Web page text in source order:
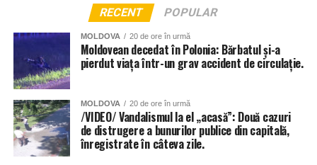
RECENT POPULAR
MOLDOVA 20 de ore în urmă
Moldovean decedat în Polonia: Bărbatul și-a
pierdut viața într-un grav accident de circulație.
MOLDOVA 20 de ore în urmă
/VIDEO/ Vandalismul la el „acasă”: Două cazuri
de distrugere a bunurilor publice din capitală,
înregistrate în câteva zile.